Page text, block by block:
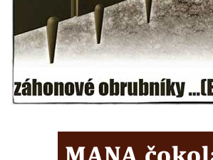
Kenotaf Josefa Matese na hřbitově v Lužici
Pamětní deska Giuseppe Capella na
hřbitově v Lužici
Kenotaf Antonína Krause na hřbitově v
v Kozlech